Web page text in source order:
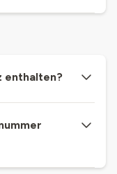
enthalten?